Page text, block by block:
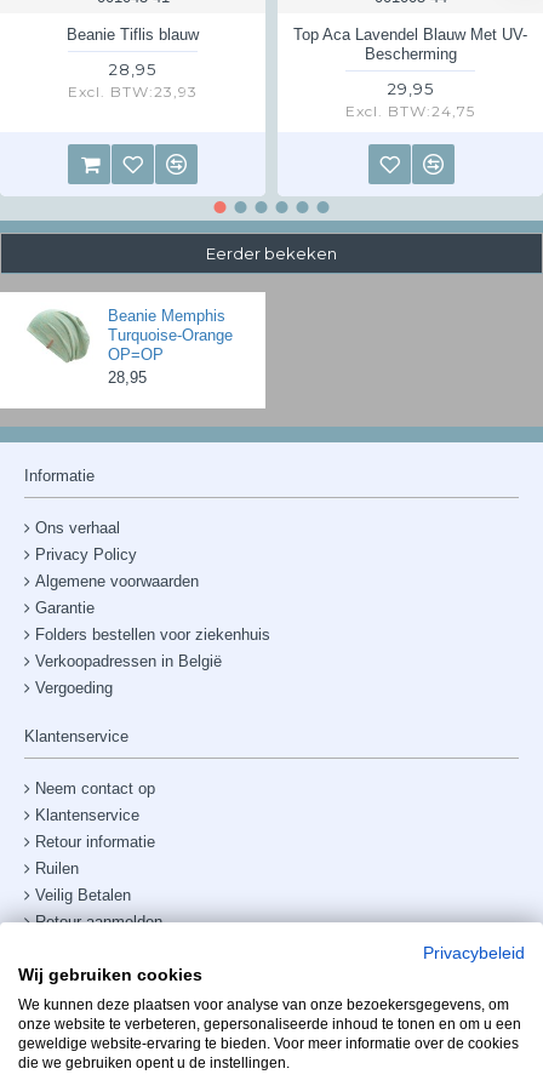
Beanie Tiflis blauw
28,95
Excl. BTW:23,93
Top Aca Lavendel Blauw Met UV-
Bescherming
29,95
Excl. BTW:24,75
Eerder bekeken
Beanie Memphis
Turquoise-Orange
OP=OP
28,95
Informatie
Ons verhaal
Privacy Policy
Algemene voorwaarden
Garantie
Folders bestellen voor ziekenhuis
Verkoopadressen in België
Vergoeding
Klantenservice
Neem contact op
Klantenservice
Retour informatie
Ruilen
Veilig Betalen
Retour aanmelden
Site map
Telefoonnummer:+31238882885
Mijn account
Privacybeleid
Wij gebruiken cookies
We kunnen deze plaatsen voor analyse van onze bezoekersgegevens, om
onze website te verbeteren, gepersonaliseerde inhoud te tonen en om u een
geweldige website-ervaring te bieden. Voor meer informatie over de cookies
die we gebruiken opent u de instellingen.